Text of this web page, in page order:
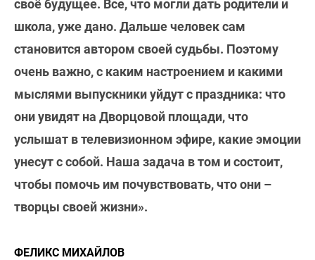
своё будущее. Все, что могли дать родители и
школа, уже дано. Дальше человек сам
становится автором своей судьбы. Поэтому
очень важно, с каким настроением и какими
мыслями выпускники уйдут с праздника: что
они увидят на Дворцовой площади, что
услышат в телевизионном эфире, какие эмоции
унесут с собой. Наша задача в том и состоит,
чтобы помочь им почувствовать, что они –
творцы своей жизни».
ФЕЛИКС МИХАЙЛОВ